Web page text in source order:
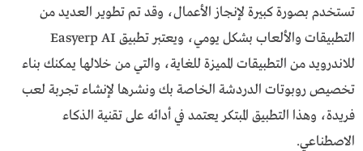
تستخدم بصورة كبيرة لإنجاز الأعمال، وقد تم تطوير العديد من
التطبيقات والألعاب بشكل يومي، ويعتبر تطبيق Easyerp AI
للاندرويد من التطبيقات المميزة للغاية، والتي من خلالها يمكنك بناء
تخصيص روبوتات الدردشة الخاصة بك ونشرها لإنشاء تجربة لعب
فريدة، وهذا التطبيق المبتكر يعتمد في أدائه على تقنية الذكاء
الاصطناعي.